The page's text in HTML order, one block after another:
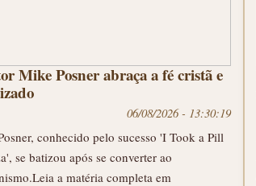
Mike Posner abraça a fé cristã e
06/08/2026 - 13:30:19
conhecido pelo sucesso 'I Took a Pill
se batizou após se converter ao
a matéria completa em